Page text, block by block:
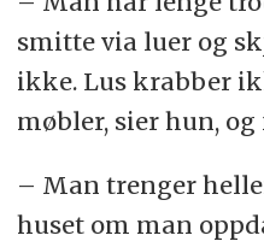
smitte via luer og
ikke. Lus krabber
møbler, sier hun,
– Man trenger
huset om man